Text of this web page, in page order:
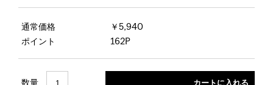
通常価格
￥5,940
ポイント
162P
数量